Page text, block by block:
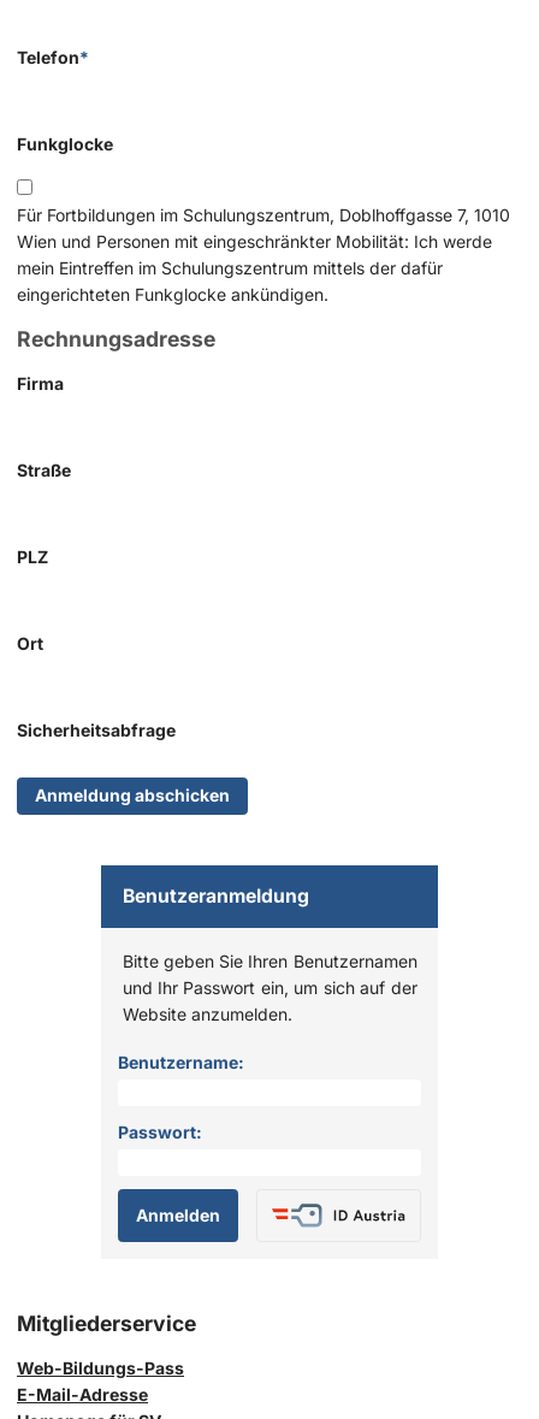
Telefon*
Funkglocke
Für Fortbildungen im Schulungszentrum, Doblhoffgasse 7, 1010
Wien und Personen mit eingeschränkter Mobilität: Ich werde
mein Eintreffen im Schulungszentrum mittels der dafür
eingerichteten Funkglocke ankündigen.
Rechnungsadresse
Firma
Straße
PLZ
Ort
Sicherheitsabfrage
Benutzeranmeldung
Bitte geben Sie Ihren Benutzernamen
und Ihr Passwort ein, um sich auf der
Website anzumelden.
Anmelden
Benutzername:
Passwort:
Mitgliederservice
Web-Bildungs-Pass
E-Mail-Adresse